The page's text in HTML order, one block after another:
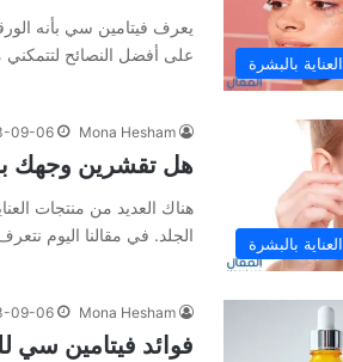
العناية بالبشرة
يعرف فيتامين سي بأنه
على أفضل النصائح
العناية بالبشرة
Mona Hesham
09-06
هل تقشرين وجهك
هناك العديد من منتجات
الجلد. في مقالنا اليوم
Mona Hesham
09-06
فوائد فيتامين سي